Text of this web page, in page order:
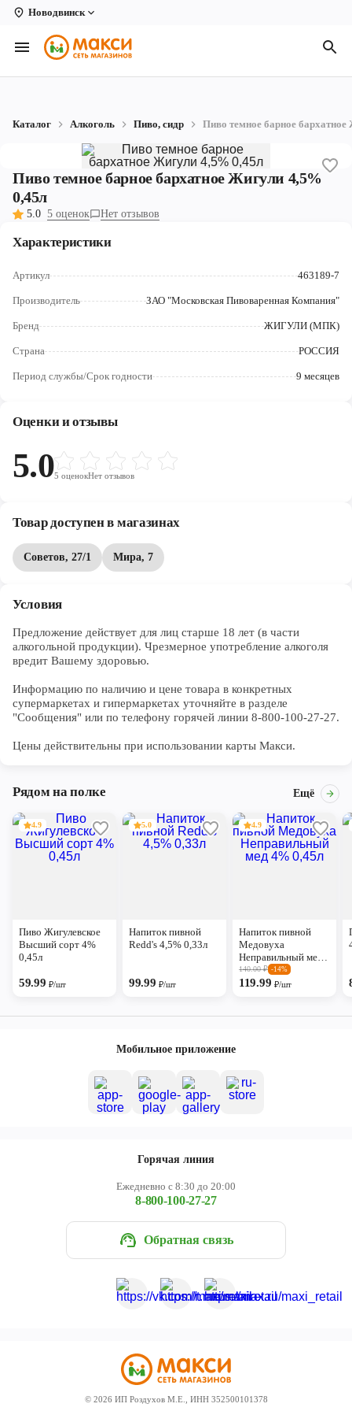
Новодвинск
Вологда
Архангельск
Коряжма
Рыбинск
Северодвинск
Череповец
Каталог Алкоголь Пиво, сидр Пиво темное барное
Пиво темное барное бархатное Жигули 4,5%
0,45л
5.0 5 оценок Нет отзывов
Характеристики
Артикул 463189-7
Производитель ЗАО "Московская Пивоваренная Компания"
Бренд ЖИГУЛИ (МПК)
Страна РОССИЯ
Период службы/Срок годности 9 месяцев
Оценки и отзывы
5.05 оценокНет отзывов
Товар доступен в магазинах
Советов, 27/1 Мира, 7
Условия
Предложение действует для лиц старше 18 лет (в части
алкогольной продукции). Чрезмерное употребление алкоголя
вредит Вашему здоровью.
Информацию по наличию и цене товара в конкретных
супермаркетах и гипермаркетах уточняйте в разделе
"Сообщения" или по телефону горячей линии 8-800-100-27-27.
Цены действительны при использовании карты Макси.
Рядом на полке Ещё
4.9
Пиво Жигулевское
Высший сорт 4%
0,45л
59.99₽/шт
5.0
Напиток пивной
Redd's 4,5% 0,33л
99.99₽/шт
4.9
Напиток пивной
Медовуха
Неправильный мед
4% 0,45л
140.00₽ -14%
119.99 ₽/шт
Мобильное приложение
Горячая линия
Ежедневно с 8:30 до 20:00
8-800-100-27-27
Обратная связь
© 2026 ИП Роздухов М.Е., ИНН 352500101378